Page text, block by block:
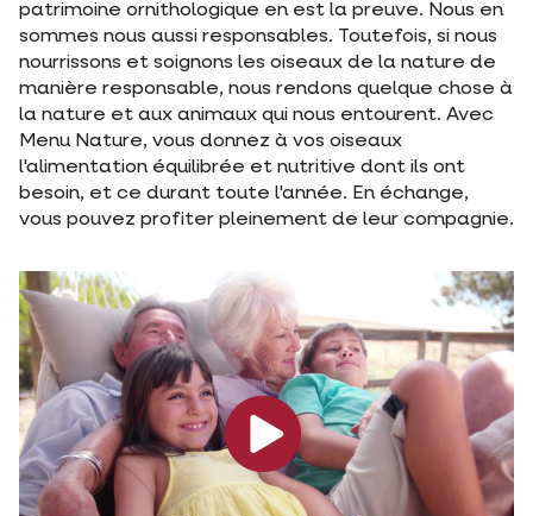
patrimoine ornithologique en est la preuve. Nous en
sommes nous aussi responsables. Toutefois, si nous
nourrissons et soignons les oiseaux de la nature de
manière responsable, nous rendons quelque chose à
la nature et aux animaux qui nous entourent. Avec
Menu Nature, vous donnez à vos oiseaux
l'alimentation équilibrée et nutritive dont ils ont
besoin, et ce durant toute l'année. En échange,
vous pouvez profiter pleinement de leur compagnie.